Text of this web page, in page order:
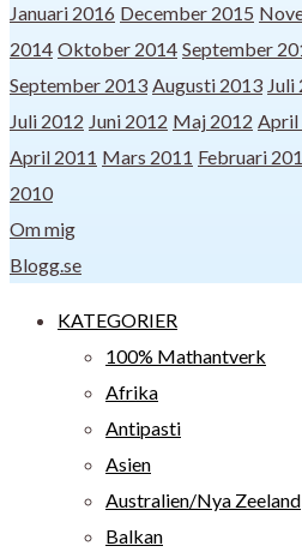
Januari 2016 December 2015
2014 Oktober 2014 September
September 2013 Augusti 2013 Juli
Juli 2012 Juni 2012 Maj 2012 April
April 2011 Mars 2011 Februari
2010
Om mig
Blogg.se
KATEGORIER
100% Mathantverk
Afrika
Antipasti
Asien
Australien/Nya Zeeland
Balkan